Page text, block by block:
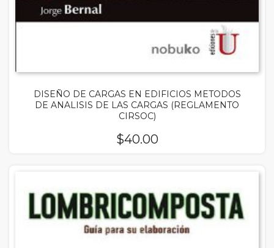
DISEÑO DE CARGAS EN EDIFICIOS METODOS
DE ANALISIS DE LAS CARGAS (REGLAMENTO
CIRSOC)
$40.00